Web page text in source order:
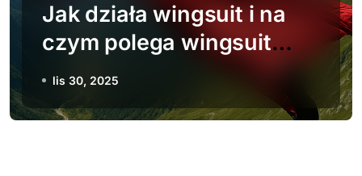
Jak działa wingsuit i na
czym polega wingsuit
flying
lis 30, 2025